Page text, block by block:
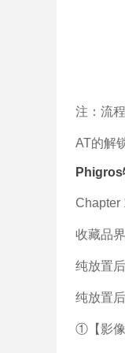
注：流
AT的解
Phigros
Chapter
收藏品
纯放置
纯放置
①【影